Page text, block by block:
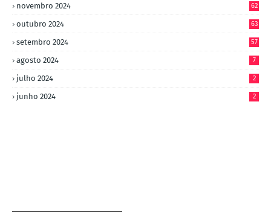
novembro 2024 62
outubro 2024 63
setembro 2024 57
agosto 2024 7
julho 2024 2
junho 2024 2